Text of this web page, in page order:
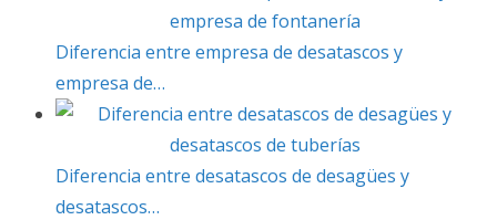
Diferencia entre empresa de desatascos y
empresa de…
Diferencia entre desatascos de desagües y
desatascos…